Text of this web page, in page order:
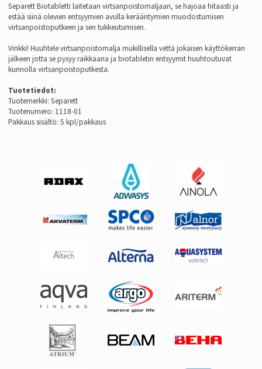
Separett Biotabletti laitetaan virtsanpoistomaljaan, se hajoaa hitaasti ja
estää siinä olevien entsyymien avulla kerääntymien muodostumisen
virtsanpoistoputkeen ja sen tukkeutumisen.
Vinkki! Huuhtele virtsanpoistomalja mukillisella vettä jokaisen käyttökerran
jälkeen jotta se pysyy raikkaana ja biotabletin entsyymit huuhtoutuvat
kunnolla virtsanpoistoputkesta.
Tuotetiedot:
Tuotemerkki: Separett
Tuotenumero: 1118-01
Pakkaus sisältö: 5 kpl/pakkaus